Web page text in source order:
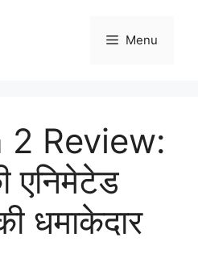
Menu
Review:
एनिमेटेड
धमाकेदार